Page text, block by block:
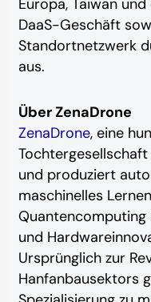
Europa, Taiwan
DaaS-Geschäft
Standortnetzwerk
aus.
Über ZenaDrone
ZenaDrone, eine
und produziert
maschinelles
und
Ursprünglich zur
Hanfanbausektors